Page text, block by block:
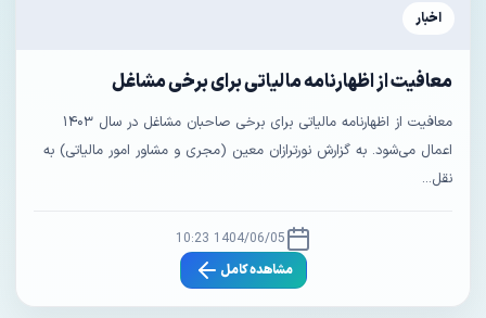
اخبار
معافیت از اظهارنامه مالیاتی برای برخی مشاغل
معافیت از اظهارنامه مالیاتی برای برخی صاحبان مشاغل در سال ۱۴۰۳
اعمال می‌شود. به گزارش نورترازان معین (مجری و مشاور امور مالیاتی) به
نقل...
1404/06/05 10:23
مشاهده کامل